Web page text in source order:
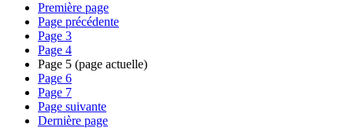
Première page
Page précédente
Page 3
Page 4
Page 5 (page actuelle)
Page 6
Page 7
Page suivante
Dernière page